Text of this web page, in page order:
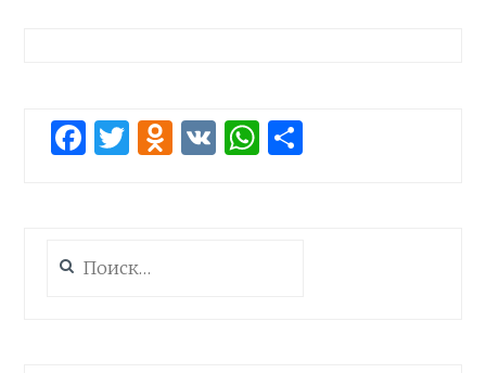
Facebook
Twitter
Odnoklassniki
VK WhatsApp